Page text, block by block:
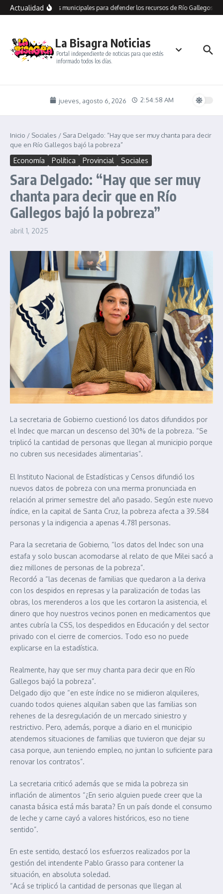
Saltar al contenido
Actualidad
dependencias municipales para defender los recursos de Río Gallegos y
La Bisagra Noticias
Portal independiente de noticias para que estés
informado todos los días.
jueves, agosto 6, 2026 2:54:58 AM
Inicio / Sociales / Sara Delgado: “Hay que ser muy chanta para decir
que en Río Gallegos bajó la pobreza”
Economía Política Provincial Sociales
Sara Delgado: “Hay que ser muy
chanta para decir que en Río
Gallegos bajó la pobreza”
abril 1, 2025
La secretaria de Gobierno cuestionó los datos difundidos por
el Indec que marcan un descenso del 30% de la pobreza. “Se
triplicó la cantidad de personas que llegan al municipio porque
no cubren sus necesidades alimentarias”.
El Instituto Nacional de Estadísticas y Censos difundió los
nuevos datos de pobreza con una merma pronunciada en
relación al primer semestre del año pasado. Según este nuevo
índice, en la capital de Santa Cruz, la pobreza afecta a 39.584
personas y la indigencia a apenas 4.781 personas.
Para la secretaria de Gobierno, “los datos del Indec son una
estafa y solo buscan acomodarse al relato de que Milei sacó a
diez millones de personas de la pobreza”.
Recordó a “las decenas de familias que quedaron a la deriva
con los despidos en represas y la paralización de todas las
obras, los merenderos a los que les cortaron la asistencia, el
dinero que hoy nuestros vecinos ponen en medicamentos que
antes cubría la CSS, los despedidos en Educación y del sector
privado con el cierre de comercios. Todo eso no puede
explicarse en la estadística.
Realmente, hay que ser muy chanta para decir que en Río
Gallegos bajó la pobreza”.
Delgado dijo que “en este índice no se midieron alquileres,
cuando todos quienes alquilan saben que las familias son
rehenes de la desregulación de un mercado siniestro y
restrictivo. Pero, además, porque a diario en el municipio
atendemos situaciones de familias que tuvieron que dejar su
casa porque, aun teniendo empleo, no juntan lo suficiente para
renovar los contratos”.
La secretaria criticó además que se mida la pobreza sin
inflación de alimentos “¿En serio alguien puede creer que la
canasta básica está más barata? En un país donde el consumo
de leche y carne cayó a valores históricos, eso no tiene
sentido”.
En este sentido, destacó los esfuerzos realizados por la
gestión del intendente Pablo Grasso para contener la
situación, en absoluta soledad.
“Acá se triplicó la cantidad de personas que llegan al